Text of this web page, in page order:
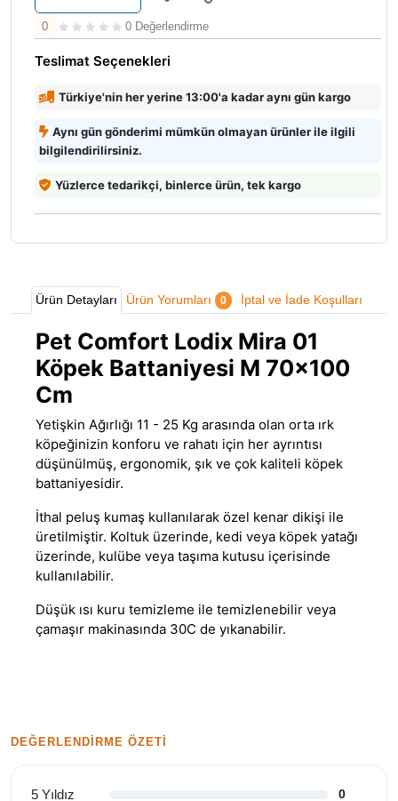
0 0 Değerlendirme
Teslimat Seçenekleri
Türkiye'nin her yerine 13:00'a kadar aynı gün kargo
Aynı gün gönderimi mümkün olmayan ürünler ile ilgili
bilgilendirilirsiniz.
Yüzlerce tedarikçi, binlerce ürün, tek kargo
Ürün Detayları Ürün Yorumları 0 İptal ve İade Koşulları
Pet Comfort Lodix Mira 01
Köpek Battaniyesi M 70x100
Cm
Yetişkin Ağırlığı 11 - 25 Kg arasında olan orta ırk
köpeğinizin konforu ve rahatı için her ayrıntısı
düşünülmüş, ergonomik, şık ve çok kaliteli köpek
battaniyesidir.
İthal peluş kumaş kullanılarak özel kenar dikişi ile
üretilmiştir. Koltuk üzerinde, kedi veya köpek yatağı
üzerinde, kulübe veya taşıma kutusu içerisinde
kullanılabilir.
Düşük ısı kuru temizleme ile temizlenebilir veya
çamaşır makinasında 30C de yıkanabilir.
DEĞERLENDIRME ÖZETI
5 Yıldız 0